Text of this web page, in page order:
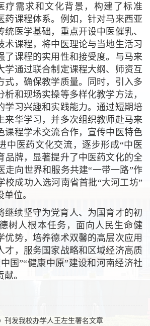
疗需求和文化背景，构建了标准
药课程体系。例如，针对马来西亚
统医学基础，重点开设中医催乳、
术课程，将中医理论与当地生活习
了课程的实用性和接受度。与马来
学通过联合制定课程大纲、师资互
式，确保教学质量。同时，引入多
析和现场实操等多样化教学方法，
学习兴趣和实践能力。通过短期培
来华学习，并多次组织教师赴马来
课程学术交流合作，宣传中医特色
中医药文化交流，逐步形成“中医
品牌，显著提升了中医药文化的全
走向世界和服务共建“一带一路”作
校成功入选河南省首批“大河工坊”
位。
继续坚守为党育人、为国育才的初
树人根本任务，面向人民生命健
优势，培养德术双馨的高层次应用
才，服务国家战略和区域经济高质
国”“健康中原”建设和河南经济社
。
刊发我校办学人王左生署名文章